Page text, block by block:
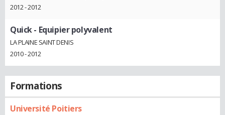
2012 - 2012
Quick- Equipier polyvalent
LA PLAINE SAINT DENIS
2010 - 2012
Formations
Université Poitiers